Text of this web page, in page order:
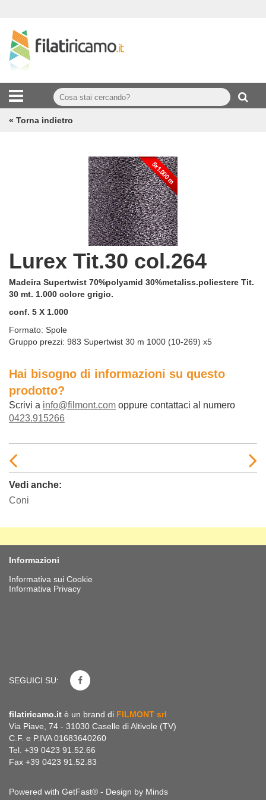
« Torna indietro
Lurex Tit.30 col.264
Madeira Supertwist 70%polyamid 30%metaliss.poliestere Tit.
30 mt. 1.000 colore grigio.
conf. 5 X 1.000
Formato: Spole
Gruppo prezzi: 983 Supertwist 30 m 1000 (10-269) x5
Hai bisogno di informazioni su questo
prodotto?
Scrivi a info@filmont.com oppure contattaci al numero
0423.915266
Vedi anche:
Coni
Informazioni
Informativa sui Cookie
Informativa Privacy
SEGUICI SU:
filatiricamo.it è un brand di FILMONT srl
Via Piave, 74 - 31030 Caselle di Altivole (TV)
C.F. e P.IVA 01683640260
Tel. +39 0423 91.52.66
Fax +39 0423 91.52.83
Powered with GetFast® - Design by Minds